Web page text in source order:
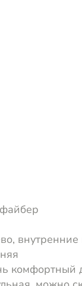
внутренние
комфортный